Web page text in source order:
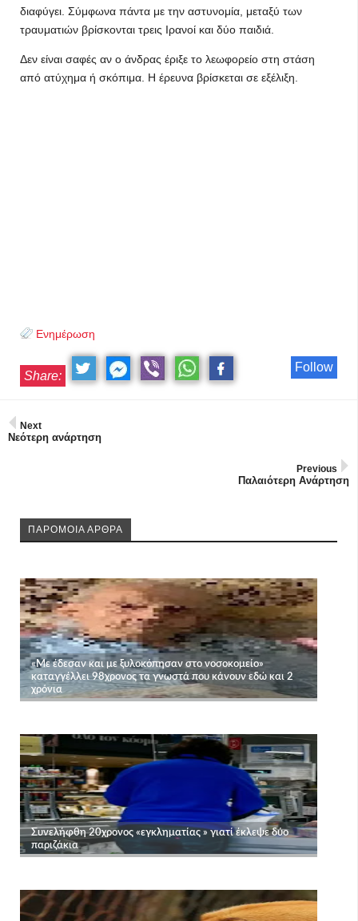
διαφύγει. Σύμφωνα πάντα με την αστυνομία, μεταξύ των
τραυματιών βρίσκονται τρεις Ιρανοί και δύο παιδιά.
Δεν είναι σαφές αν ο άνδρας έριξε το λεωφορείο στη στάση
από ατύχημα ή σκόπιμα. Η έρευνα βρίσκεται σε εξέλιξη.
Ενημέρωση
Follow
Share:
Next
Νεότερη ανάρτηση
Previous
Παλαιότερη Ανάρτηση
ΠΑΡΟΜΟΙΑ ΑΡΘΡΑ